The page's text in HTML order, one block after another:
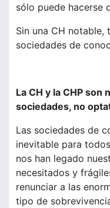
sólo puede hacerse
Sin una CH
sociedades de
La CH y la CHP son
sociedades, no
Las sociedades de
inevitable para
nos han legado
necesitados y
renunciar a las
tipo de